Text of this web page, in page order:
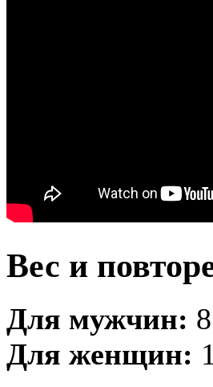
Вес и
Для мужчин:
Для женщин: